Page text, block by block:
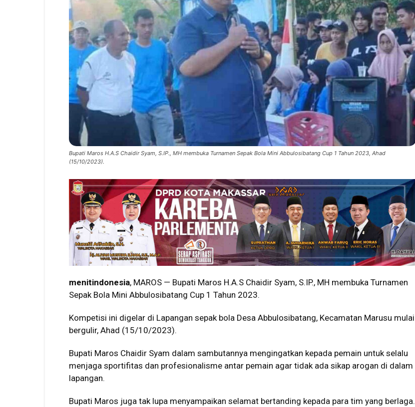
Bupati Maros H.A.S Chaidir Syam, S.IP., MH membuka Turnamen Sepak Bola Mini Abbulosibatang Cup 1 Tahun 2023, Ahad
(15/10/2023).
menitindonesia, MAROS — Bupati Maros H.A.S Chaidir Syam, S.IP., MH membuka Turnamen
Sepak Bola Mini Abbulosibatang Cup 1 Tahun 2023.
Kompetisi ini digelar di Lapangan sepak bola Desa Abbulosibatang, Kecamatan Marusu mulai
bergulir, Ahad (15/10/2023).
Bupati Maros Chaidir Syam dalam sambutannya mengingatkan kepada pemain untuk selalu
menjaga sportifitas dan profesionalisme antar pemain agar tidak ada sikap arogan di dalam
lapangan.
Bupati Maros juga tak lupa menyampaikan selamat bertanding kepada para tim yang berlaga.